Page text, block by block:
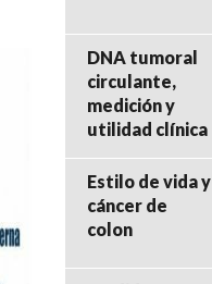
DNA tumoral
circulante,
medición y
utilidad clínica
Estilo de vida y
cáncer de
colon